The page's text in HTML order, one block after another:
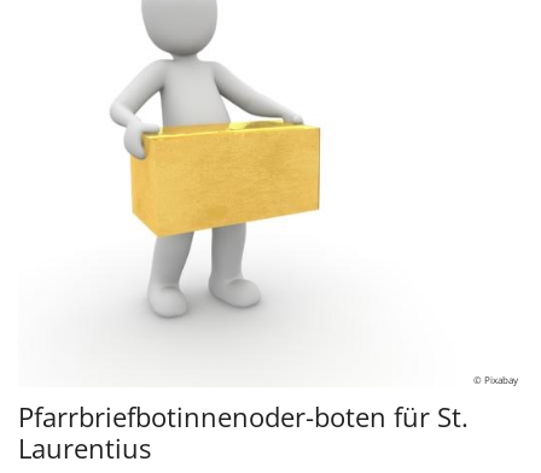
© Pixabay
Pfarrbriefbotinnenoder-boten für St.
Laurentius